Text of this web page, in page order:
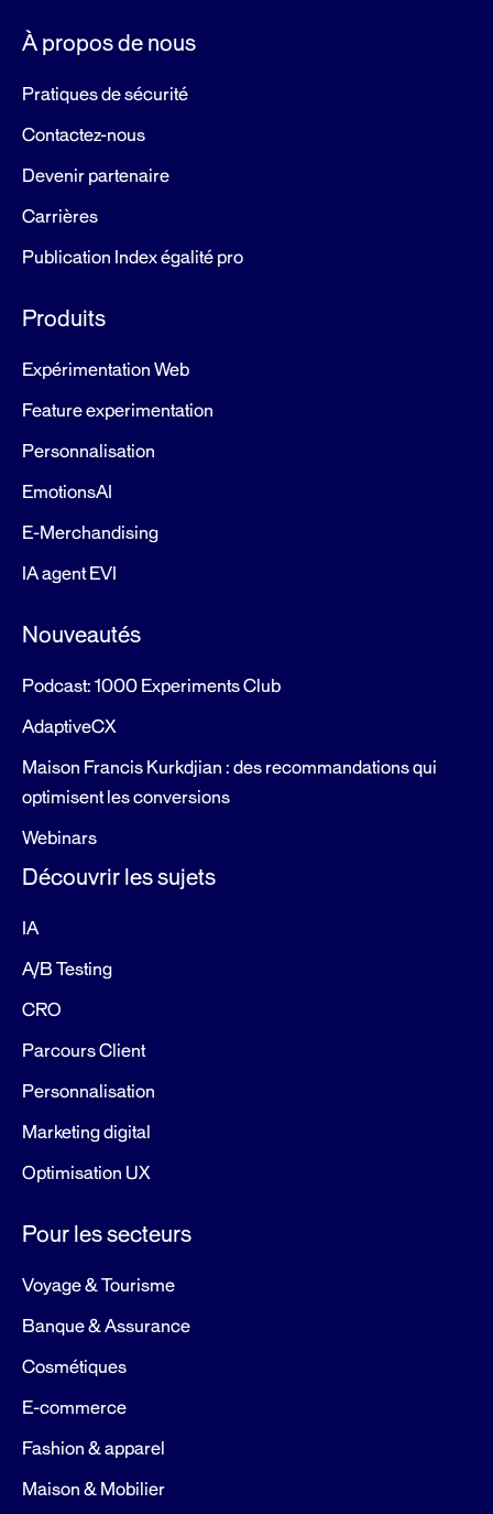
À propos de nous
Pratiques de sécurité
Contactez-nous
Devenir partenaire
Carrières
Publication Index égalité pro
Produits
Expérimentation Web
Feature experimentation
Personnalisation
EmotionsAI
E-Merchandising
IA agent EVI
Nouveautés
Podcast: 1000 Experiments Club
AdaptiveCX
Maison Francis Kurkdjian : des recommandations qui
optimisent les conversions
Webinars
Découvrir les sujets
IA
A/B Testing
CRO
Parcours Client
Personnalisation
Marketing digital
Optimisation UX
Pour les secteurs
Voyage & Tourisme
Banque & Assurance
Cosmétiques
E-commerce
Fashion & apparel
Maison & Mobilier